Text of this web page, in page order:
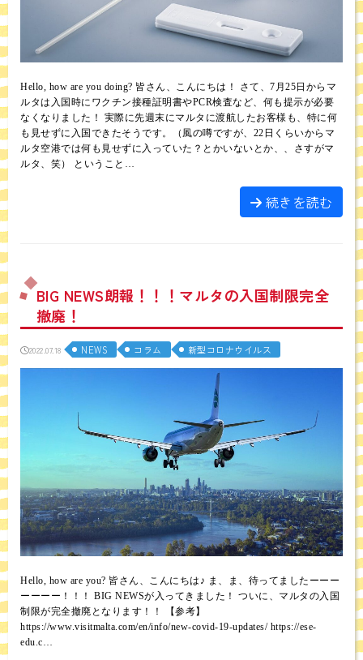
Hello, how are you doing? 皆さん、こんにちは！ さて、7月25日からマ
ルタは入国時にワクチン接種証明書やPCR検査など、何も提示が必要
なくなりました！ 実際に先週末にマルタに渡航したお客様も、特に何
も見せずに入国できたそうです。（風の噂ですが、22日くらいからマ
ルタ空港では何も見せずに入っていた？とかいないとか、、さすがマ
ルタ、笑） ということ…
続きを読む
BIG NEWS朗報！！！マルタの入国制限完全
撤廃！
2022.07.18 NEWS コラム 新型コロナウイルス
Hello, how are you? 皆さん、こんにちは♪ ま、ま、待ってましたーーー
ーーーー！！！ BIG NEWSが入ってきました！ ついに、マルタの入国
制限が完全撤廃となります！！ 【参考】
https://www.visitmalta.com/en/info/new-covid-19-updates/ https://ese-
edu.c…